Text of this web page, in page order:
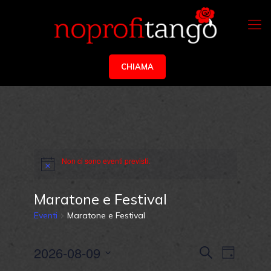
CHIAMA
Non ci sono eventi previsti.
Maratone e Festival
Eventi Maratone e Festival
Eventi
Cerca Evento
Viste
Giorno
2026-08-09